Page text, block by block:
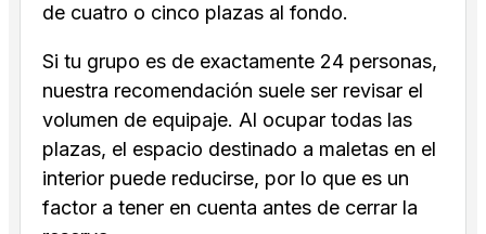
de cuatro o cinco plazas al fondo.
Si tu grupo es de exactamente 24 personas,
nuestra recomendación suele ser revisar el
volumen de equipaje. Al ocupar todas las
plazas, el espacio destinado a maletas en el
interior puede reducirse, por lo que es un
factor a tener en cuenta antes de cerrar la